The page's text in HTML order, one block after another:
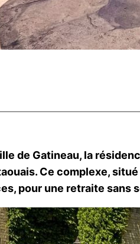
de Gatineau, la
Ce complexe,
pour une retraite sans